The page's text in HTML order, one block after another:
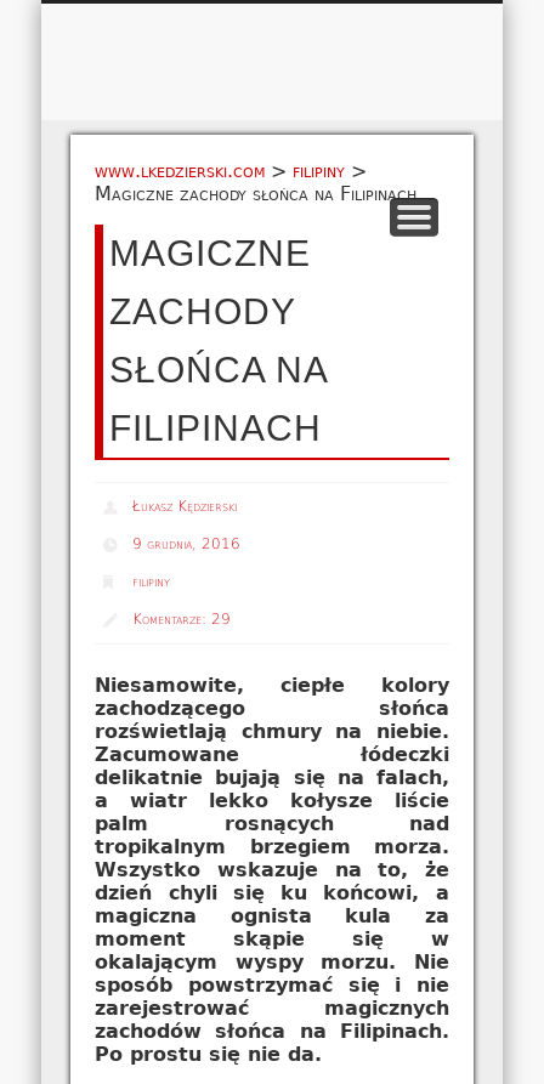
O NAS
EUROPA A-M
EUROPA N-Z
AZJA
AFRYKA
AMERYKA
OCEANIA
MAPA
WSPÓŁPRACA
KONTAKT
www.lkedzierski.com > filipiny >
Magiczne zachody słońca na Filipinach
MAGICZNE
ZACHODY
SŁOŃCA NA
FILIPINACH
Łukasz Kędzierski
9 grudnia, 2016
filipiny
Komentarze:29
Niesamowite, ciepłe kolory
zachodzącego słońca
rozświetlają chmury na niebie.
Zacumowane łódeczki
delikatnie bujają się na falach,
a wiatr lekko kołysze liście
palm rosnących nad
tropikalnym brzegiem morza.
Wszystko wskazuje na to, że
dzień chyli się ku końcowi, a
magiczna ognista kula za
moment skąpie się w
okalającym wyspy morzu. Nie
sposób powstrzymać się i nie
zarejestrować magicznych
zachodów słońca na Filipinach.
Po prostu się nie da.